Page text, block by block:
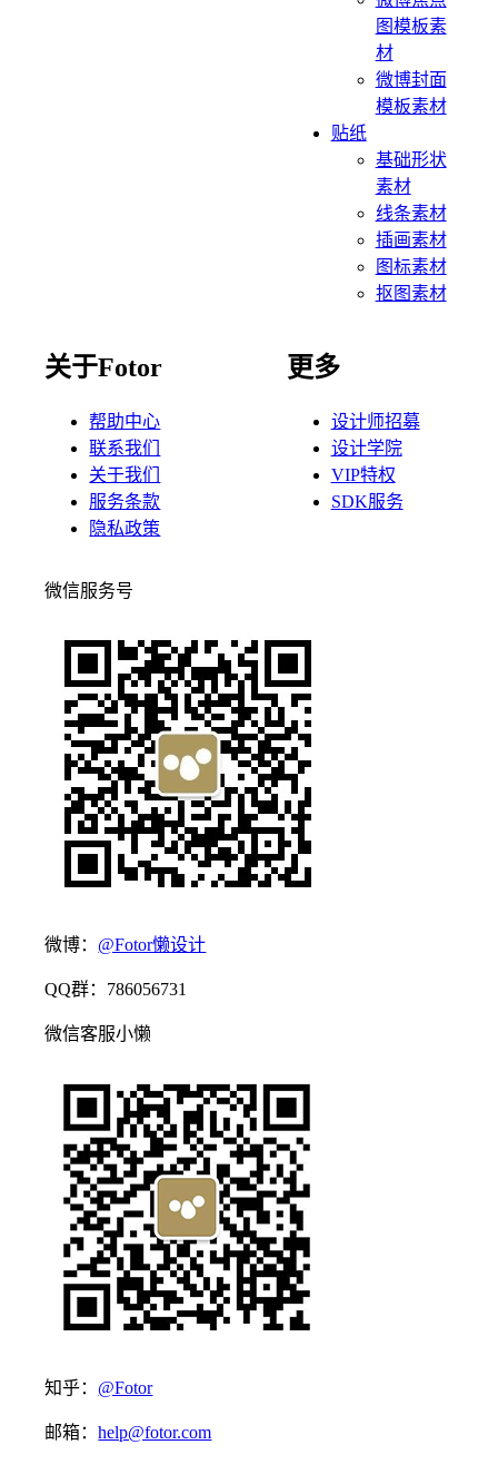
图模板素
材
微博封面
模板素材
贴纸
基础形状
素材
线条素材
插画素材
图标素材
抠图素材
关于Fotor
帮助中心
联系我们
关于我们
服务条款
隐私政策
更多
设计师招募
设计学院
VIP特权
SDK服务
微信服务号
微博： @Fotor懒设计
QQ群：786056731
微信客服小懒
知乎： @Fotor
邮箱：help@fotor.com